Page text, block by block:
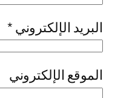
البريد الإلكتروني *
الموقع الإلكتروني